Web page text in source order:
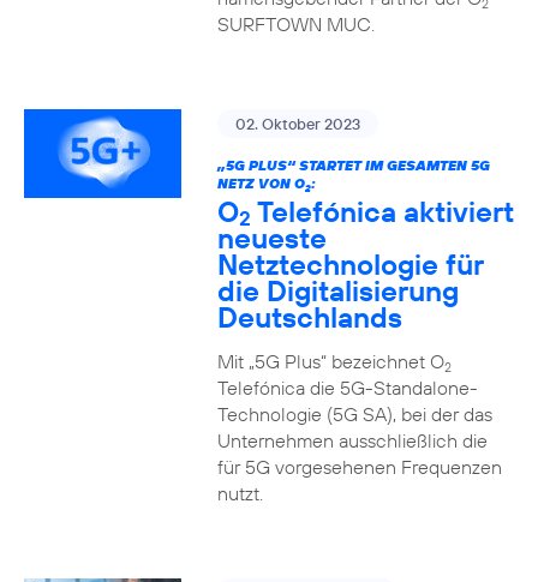
2
SURFTOWN MUC.
02. Oktober 2023
„5G PLUS“ STARTET IM GESAMTEN 5G
NETZ VON O2:
O2 Telefónica aktiviert
neueste
Netztechnologie für
die Digitalisierung
Deutschlands
Mit „5G Plus“ bezeichnet O2
Telefónica die 5G-Standalone-
Technologie (5G SA), bei der das
Unternehmen ausschließlich die
für 5G vorgesehenen Frequenzen
nutzt.